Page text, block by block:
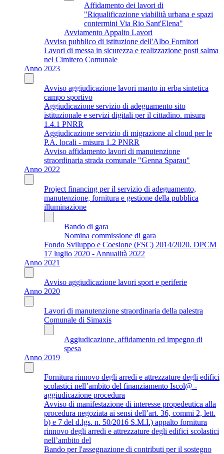
Affidamento dei lavori di
"Riqualificazione viabilità urbana e spazi
contermini Via Rio Sant'Elena"
Avviamento Appalto Lavori
Avviso pubblico di istituzione dell'Albo Fornitori
Lavori di messa in sicurezza e realizzazione posti salma
nel Cimitero Comunale
Anno 2023
Avviso aggiudicazione lavori manto in erba sintetica
campo sportivo
Aggiudicazione servizio di adeguamento sito
istituzionale e servizi digitali per il cittadino. misura
1.4.1 PNRR
Aggiudicazione servizio di migrazione al cloud per le
P.A. locali - misura 1.2 PNRR
Avviso affidamento lavori di manutenzione
straordinaria strada comunale "Genna Sparau"
Anno 2022
Project financing per il servizio di adeguamento,
manutenzione, fornitura e gestione della pubblica
illuminazione
Bando di gara
Nomina commissione di gara
Fondo Sviluppo e Coesione (FSC) 2014/2020. DPCM
17 luglio 2020 - Annualità 2022
Anno 2021
Avviso aggiudicazione lavori sport e periferie
Anno 2020
Lavori di manutenzione straordinaria della palestra
Comunale di Simaxis
Aggiudicazione, affidamento ed impegno di
spesa
Anno 2019
Fornitura rinnovo degli arredi e attrezzature degli edifici
scolastici nell’ambito del finanziamento Iscol@ -
aggiudicazione procedura
Avviso di manifestazione di interesse propedeutica alla
procedura negoziata ai sensi dell’art. 36, commi 2, lett.
b) e 7 del d.lgs. n. 50/2016 S.M.I.) appalto fornitura
rinnovo degli arredi e attrezzature degli edifici scolastici
nell’ambito del
Bando per l'assegnazione di contributi per il sostegno